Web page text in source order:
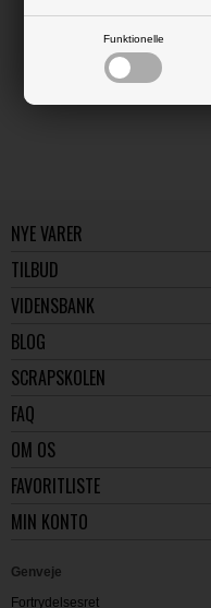
Funktionelle
LÆS OG BLIV INSPIRERET
NYE VARER
TILBUD
VIDENSBANK
BLOG
SCRAPSKOLEN
FAQ
OM OS
FAVORITLISTE
MIN KONTO
Genveje
Fortrydelsesret